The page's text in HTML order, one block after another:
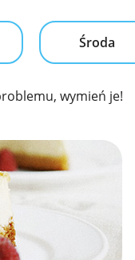
Środa
wymień je!